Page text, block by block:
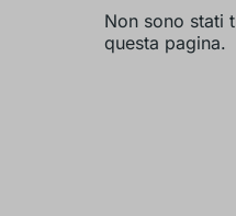
Non sono stati
questa pagina.